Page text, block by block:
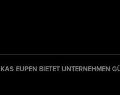
KAS EUPEN BIETET UNTERNEHMEN